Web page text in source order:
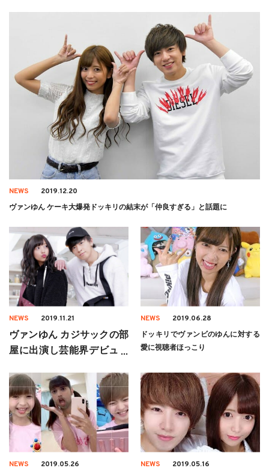
NEWS 2019.12.20
ヴァンゆん ケーキ大爆発ドッキリの結末が「仲良すぎる」と話題に
NEWS 2019.11.21
ヴァンゆん カジサックの部
屋に出演し芸能界デビュー
NEWS 2019.06.28
ドッキリでヴァンビのゆんに対する
愛に視聴者ほっこり
NEWS 2019.05.26 NEWS 2019.05.16